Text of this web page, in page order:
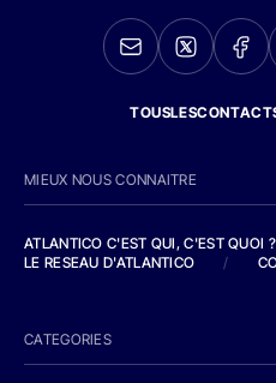
MIEUX NOUS CONNAITRE
ATLANTICO C'EST QUI, C'EST QUOI ?
LE RESEAU D'ATLANTICO
/
CATEGORIES